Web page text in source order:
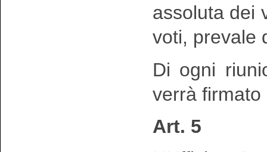
assoluta dei
voti, prevale
Di ogni
verrà firmato
Art. 5